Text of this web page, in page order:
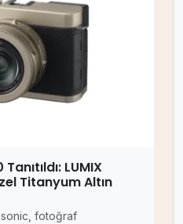
LUMIX
Titanyum Altın
fotoğraf